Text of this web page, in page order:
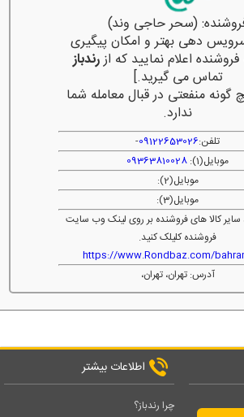
(سحر حاجی وند)
دهی بهتر و امکان پیگیری
اعلام نمایید که ازرندباز
تماس می گیرید.]
منفعتی در قبال معامله شما
ندارد.
تلفن:09122653026
-
موبایل(1):
09363810028
موبایل(2):
موبایل(3):
کالا های فروشنده بر روی لینک وب سایت
فروشنده کلیلک کنید.
https://www.Rondbaz.com/
آدرس: تهران، تهران،
اطلاعات بیشتر
چرا رندباز؟